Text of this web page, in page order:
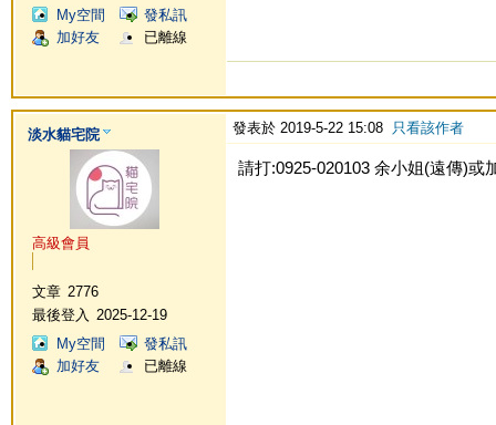
My空間
發私訊
加好友
已離線
淡水貓宅院
高級會員
文章 2776
最後登入
2025-12-19
My空間
發私訊
加好友
已離線
發表於 2019-5-22 15:08 只看該作者
請打:0925-020103 余小姐(遠傳)或